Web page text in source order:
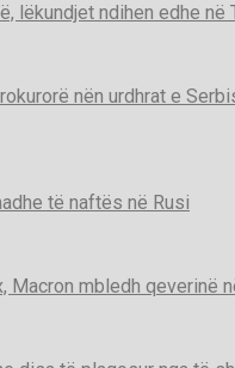
lëkundjet ndihen edhe në
nën urdhrat e
të naftës në Rusi
Macron mbledh qeverinë